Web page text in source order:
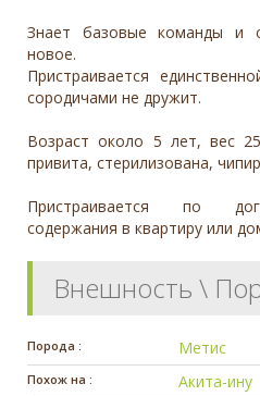
Знает базовые команды и
новое.
Пристраивается
сородичами не дружит.
Возраст около 5 лет, вес
привита, стерилизована,
Пристраивается по
содержания в квартиру или
Внешность \
Порода : Метис
Похож на : Акита-ину